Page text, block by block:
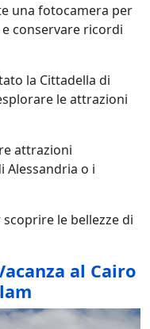
una fotocamera per
conservare ricordi
la Cittadella di
le attrazioni
attrazioni
Alessandria o i
le bellezze di
al Cairo